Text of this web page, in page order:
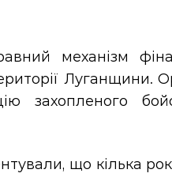
механізм
Луганщини.
захопленого
що кілька